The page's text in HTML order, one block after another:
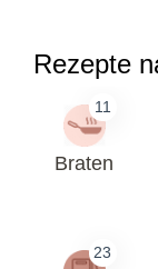
Rezepte
11
Braten
23